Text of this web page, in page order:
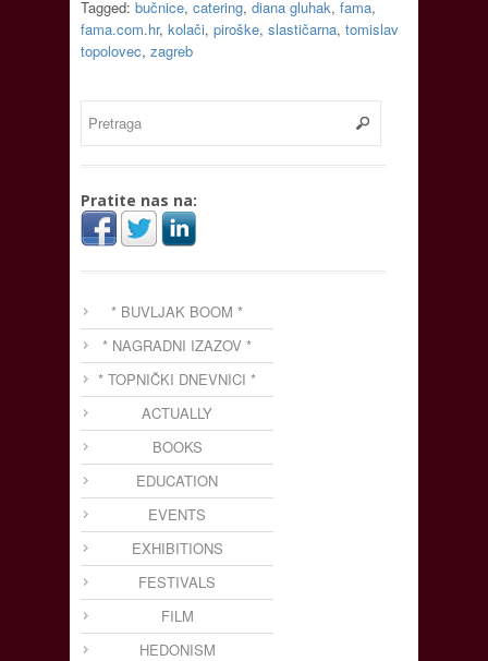
Tagged: bučnice, catering, diana gluhak, fama,
fama.com.hr, kolači, piroške, slastičarna, tomislav
topolovec, zagreb
Pratite nas na:
* BUVLJAK BOOM *
* NAGRADNI IZAZOV *
* TOPNIČKI DNEVNICI *
ACTUALLY
BOOKS
EDUCATION
EVENTS
EXHIBITIONS
FESTIVALS
FILM
HEDONISM